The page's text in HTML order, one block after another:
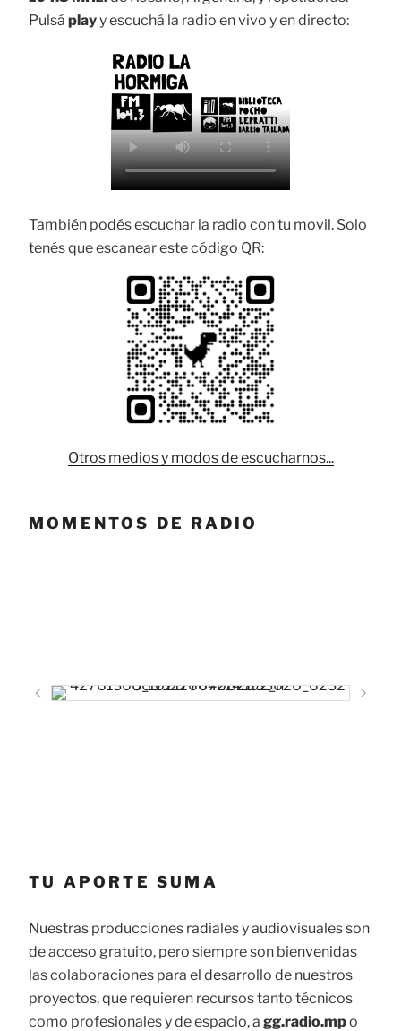
Pulsá playy escuchá la radio en vivo y en directo:
También podés escuchar la radio con tu movil. Solo
tenés que escanear este código QR:
Otros medios y modos de escucharnos...
MOMENTOS DE RADIO
TU APORTE SUMA
Nuestras producciones radiales y audiovisuales son
de acceso gratuito, pero siempre son bienvenidas
las colaboraciones para el desarrollo de nuestros
proyectos, que requieren recursos tanto técnicos
como profesionales y de espacio, a gg.radio.mpo